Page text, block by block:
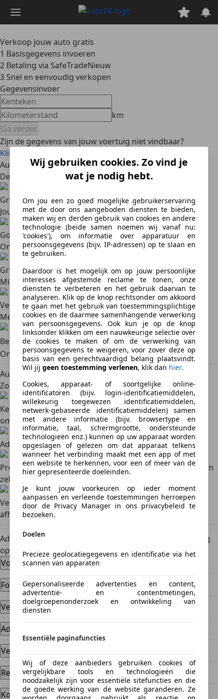
naar
Verkoop jouw auto gratis
1 Basisgegevens invoeren
2 Betaling via SafeTradeNieuw
3 Snel en eenvoudig verkopen
Gegevensinvoer
km
Ga verder
Zijn de gegevens van jouw voertuig niet vindbaar?
Klik hier om de gegevens handmatig in te voeren
Auto gratis verkopen op AutoScout24
De voordelen
Gratis
Jouw basisadvertentie is gratis
Goede verkoopprijs
Onderhandel en ontvang een goede verkoopprijs
Groot bereik
Miljoenen potentiële kopers
Verkoopkansen vergroten
Meer zichtbaarheid met een promotiepakket
Betaling via SafeTrade
Ontvang veilig geld van kopers met SafeTrade
Auto gratis verkopen op AutoScout24
Zo verloopt het verkoopproces
Kenteken invoerenAccount aanmaken, foto's en
omschrijving toevoegen
AdvertentieBasis- of premium advertentie selecteren
Proefritten en biedingenProefritten en onderhandelingen
zelf afhandelen
VerkoopContract, betaling en de overschrijving zelf
afhandelen
Advertentie voor jouw auto plaatsen? Wij helpen je graag
op weg.
Voorbereiding en onderhoud
Foto's
Verkoopprijs
Advertentie
Verkoopkansen vergroten
Reacties en afspraken
Koopovereenkomst en overdracht
Wij gebruiken cookies. Zo vind je
wat je nodig hebt.
Om jou een zo goed mogelijke gebruikerservaring
met de door ons aangeboden diensten te bieden,
maken wij en derden gebruik van cookies en andere
technologie (beide samen noemen wij vanaf nu:
'cookies'), om informatie over apparatuur en
persoonsgegevens (bijv. IP-adressen) op te slaan en
te gebruiken.
Daardoor is het mogelijk om op jouw persoonlijke
interesses afgestemde reclame te tonen, onze
diensten te verbeteren en het gebruik daarvan te
analyseren. Klik op de knop rechtsonder om akkoord
te gaan met het gebruik van toestemmingsplichtige
cookies en de daarmee samenhangende verwerking
van persoonsgegevens. Ook kun je op de knop
linksonder klikken om een nauwkeurige selectie over
de cookies te maken of om de verwerking van
persoonsgegevens te weigeren, voor zover deze op
basis van een gerechtvaardigd belang plaatsvindt.
Wil jij geen toestemming verlenen, klik dan hier.
Cookies, apparaat- of soortgelijke online-
identificatoren (bijv. login-identificatiemiddelen,
willekeurig toegewezen identificatiemiddelen,
netwerk-gebaseerde identificatiemiddelen) samen
met andere informatie (bijv. browsertype en
informatie, taal, schermgrootte, ondersteunde
technologieën enz.) kunnen op uw apparaat worden
opgeslagen of gelezen om dat apparaat telkens
wanneer het verbinding maakt met een app of met
een website te herkennen, voor een of meer van de
hier gepresenteerde doeleinden.
Je kunt jouw voorkeuren op ieder moment
aanpassen en verleende toestemmingen herroepen
door de Privacy Manager in ons privacybeleid te
bezoeken.
Doelen
Precieze geolocatiegegevens en identificatie via het
scannen van apparaten
Gepersonaliseerde advertenties en content,
advertentie- en contentmetingen,
doelgroepenonderzoek en ontwikkeling van
diensten
Essentiële paginafuncties
Wij of deze aanbieders gebruiken cookies of
vergelijkbare tools en technologieën die
noodzakelijk zijn voor essentiële sitefuncties en die
de goede werking van de website garanderen. Ze